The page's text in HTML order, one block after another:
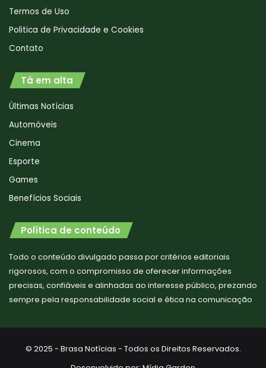
Termos de Uso
Politica de Privacidade e Cookies
Contato
Tá em alta
Últimas Notícias
Automóveis
Cinema
Esporte
Games
Benefícios Sociais
Política de conteúdo
Todo o conteúdo divulgado passa por critérios editoriais
rigorosos, com o compromisso de oferecer informações
precisas, confiáveis e alinhadas ao interesse público, prezando
sempre pela responsabilidade social e ética na comunicação
© 2025 - Brasa Notícias - Todos os Direitos Reservados.